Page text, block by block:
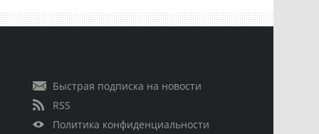
Быстрая подписка на новости
RSS
Политика конфиденциальности